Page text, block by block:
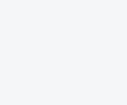
Fringe